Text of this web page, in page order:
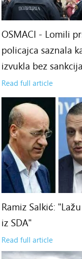
OSMACI - Lomili
policajca saznala
izvukla bez sankcija
Read full article
Ramiz Salkić:
iz SDA"
Read full article